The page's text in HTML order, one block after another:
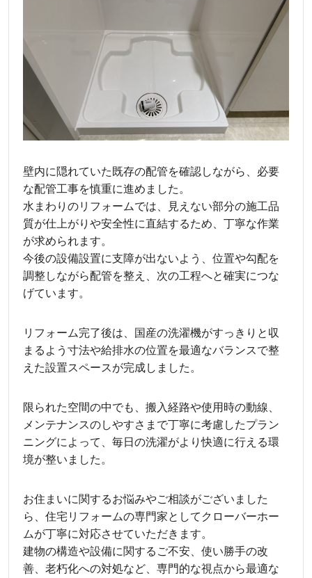
壁内に隠れていた既存の配管を確認しながら、必要
な配管工事を慎重に進めました。
水まわりのリフォームでは、見えない部分の施工品
質が仕上がりや安全性に直結するため、丁寧な作業
が求められます。
今後の設備設置に支障が出ないよう、位置や勾配を
調整しながら配管を整え、次の工程へと確実につな
げています。
リフォーム完了後は、国産の洗濯機がすっきりと収
まるよう寸法や給排水の位置を最適なバランスで整
えた設置スペースが完成しました。
限られた空間の中でも、搬入経路や使用時の動線、
メンテナンスのしやすさまで丁寧に考慮したプラン
ニングによって、毎日の洗濯がより快適に行える環
境が整いました。
お住まいに関するお悩みやご相談がございました
ら、住宅リフォームの専門家としてクローバーホー
ムが丁寧に対応させていただきます。
建物の構造や設備に関するご不安、使い勝手の改
善、老朽化への対処など、専門的な視点から最適な